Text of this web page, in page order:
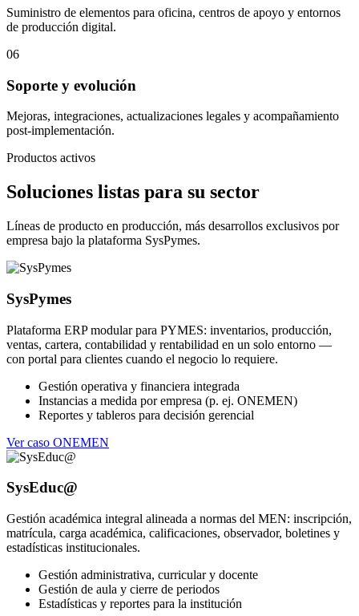
Suministro de elementos para oficina, centros de apoyo y entornos
de producción digital.
06
Soporte y evolución
Mejoras, integraciones, actualizaciones legales y acompañamiento
post-implementación.
Productos activos
Soluciones listas para su sector
Líneas de producto en producción, más desarrollos exclusivos por
empresa bajo la plataforma SysPymes.
SysPymes
Plataforma ERP modular para PYMES: inventarios, producción,
ventas, cartera, contabilidad y rentabilidad en un solo entorno —
con portal para clientes cuando el negocio lo requiere.
Gestión operativa y financiera integrada
Instancias a medida por empresa (p. ej. ONEMEN)
Reportes y tableros para decisión gerencial
Ver caso ONEMEN
SysEduc@
Gestión académica integral alineada a normas del MEN: inscripción,
matrícula, carga académica, calificaciones, observador, boletines y
estadísticas institucionales.
Gestión administrativa, curricular y docente
Gestión de aula y cierre de periodos
Estadísticas y reportes para la institución